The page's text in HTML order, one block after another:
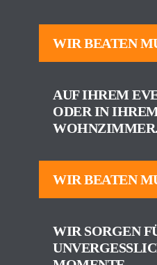
WIR BEATEN
AUF IHREM
ODER IN
WOHNZIMMER.
WIR BEATEN
WIR SORGEN